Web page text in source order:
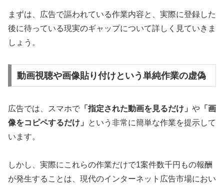
まずは、広告で謳われている作業内容と、実際に登録した
後に待っている現実のギャップについて詳しく見ていきま
しょう。
動画視聴や画像貼り付けという単純作業の虚偽
広告では、スマホで 「指定された動画を見るだけ」 や 「画
像をコピペするだけ」
という非常に簡単な作業を提示して
います。
しかし、実際にこれらの作業だけで1案件数千円もの報酬
が発生することは、現代のインターネット広告市場におい